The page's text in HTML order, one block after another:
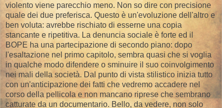
violento viene parecchio meno. Non so dire con precisione
quale dei due preferisca. Questo è un'evoluzione dell'altro e
ben voluta: avrebbe rischiato di esserne una copia
stancante e ripetitiva. La denuncia sociale è forte ed il
BOPE ha una partecipazione di secondo piano: dopo
l'esaltazione nel primo capitolo, sembra quasi che si voglia
in qualche modo difendere o sminuire il suo coinvolgimento
nei mali della società. Dal punto di vista stilistico inizia tutto
con un'anticipazione dei fatti che vedremo accadere nel
corso della pellicola e non mancano riprese che sembrano
catturate da un documentario. Bello, da vedere, non solo